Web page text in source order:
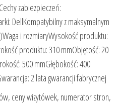
zabiezpieczeń:
DellKompatybilny z maksymalnym
i rozmiaryWysokość produktu:
produktu: 310 mmObjętość: 20
500 mmGłębokość: 400
2 lata gwarancji fabrycznej
ceny wizytówek, numerator stron,